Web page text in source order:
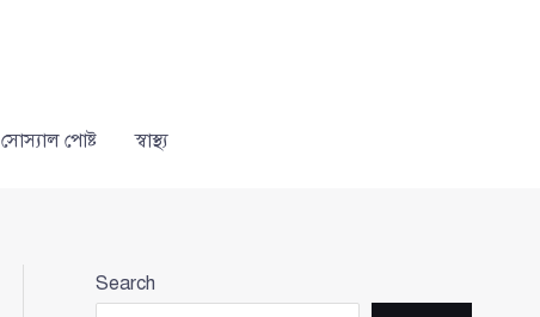
সোস্যাল পোষ্ট স্বাস্থ্য
Search